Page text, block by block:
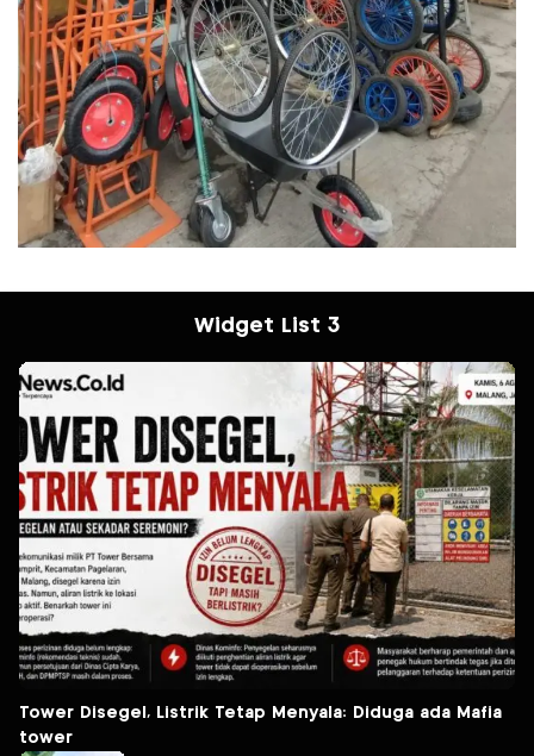
Widget List 3
Tower Disegel, Listrik Tetap Menyala: Diduga ada Mafia
tower